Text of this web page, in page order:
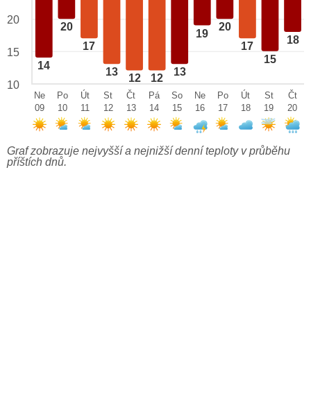
14
20
17
13
12 12
13
19
20
17
15
18
20
15
10
Ne
09
Po
10
Út
11
St
12
Čt
13
Pá
14
So
15
Ne
16
Po
17
Út
18
St
19
Čt
20
Graf zobrazuje nejvyšší a nejnižší denní teploty v průběhu
příštích dnů.